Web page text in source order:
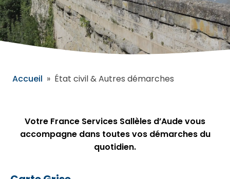
Accueil » État civil & Autres démarches
Votre France Services Sallèles d’Aude vous
accompagne dans toutes vos démarches du
quotidien.